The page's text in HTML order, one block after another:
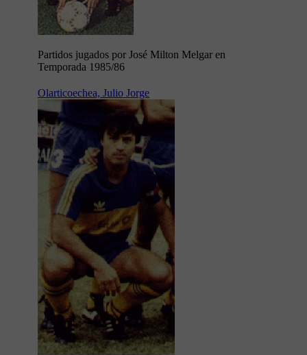
Partidos jugados por José Milton Melgar en
Temporada 1985/86
Olarticoechea, Julio Jorge